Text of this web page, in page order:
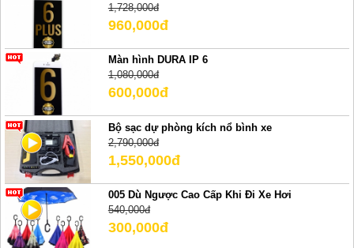
1,728,000đ
960,000đ
Màn hình DURA IP 6
1,080,000đ
600,000đ
Bộ sạc dự phòng kích nổ bình xe
2,790,000đ
1,550,000đ
005 Dù Ngược Cao Cấp Khi Đi Xe Hơi
540,000đ
300,000đ